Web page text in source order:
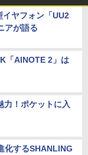
イヤフォン「UU2
アが語る
「AINOTE 2」は
力！ポケットに入
化するSHANLING